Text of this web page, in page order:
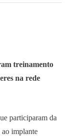
treinamento
na rede
participaram da
ao implante